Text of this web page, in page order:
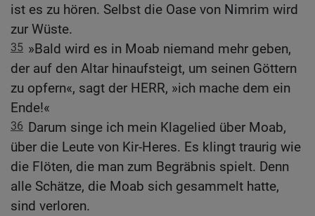
ist es zu hören. Selbst die Oase von Nimrim wird
zur Wüste.
35 »Bald wird es in Moab niemand mehr geben,
der auf den Altar hinaufsteigt, um seinen Göttern
zu opfern«, sagt der HERR, »ich mache dem ein
Ende!«
36 Darum singe ich mein Klagelied über Moab,
über die Leute von Kir-Heres. Es klingt traurig wie
die Flöten, die man zum Begräbnis spielt. Denn
alle Schätze, die Moab sich gesammelt hatte,
sind verloren.